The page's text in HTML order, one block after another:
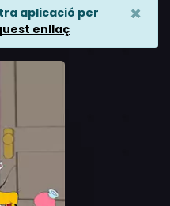
aplicació per
enllaç
×